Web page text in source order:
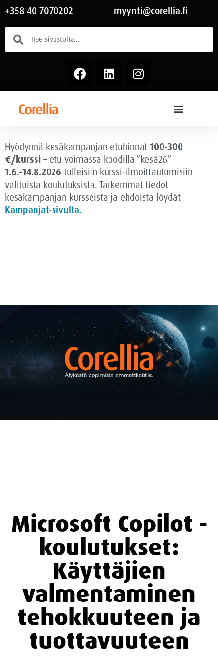
+358 40 7070202 myynti@corellia.fi
Hyödynnä kesäkampanjan etuhinnat 100-300
€/kurssi – etu voimassa koodilla ”kesä26”
1.6.-14.8.2026 tulleisiin kurssi-ilmoittautumisiin
valituista koulutuksista. Tarkemmat tiedot
kesäkampanjan kursseista ja ehdoista löydät
Kampanjat-sivulta.
Microsoft Copilot -
koulutukset:
Käyttäjien
valmentaminen
tehokkuuteen ja
tuottavuuteen